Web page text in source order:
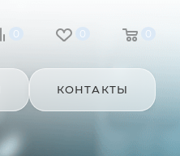
0 0 0
КОНТАКТЫ